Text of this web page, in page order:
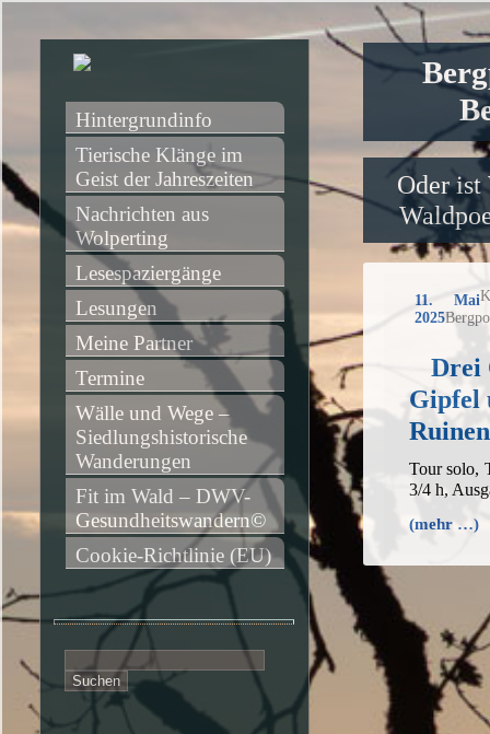
Oder ist
11. Mai
2025
Drei
Gipfel
Ruinen
Tour solo,
3/4 h,
(mehr …)
Hintergrundinfo
Tierische Klänge im
Geist der Jahreszeiten
Nachrichten aus
Wolperting
Lesespaziergänge
Lesungen
Meine Partner
Termine
Wälle und Wege –
Siedlungshistorische
Wanderungen
Fit im Wald – DWV-
Gesundheitswandern©
Cookie-Richtlinie (EU)
nach: